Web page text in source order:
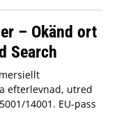
– Okänd ort
Search
efterlevnad, utred
14001. EU-pass